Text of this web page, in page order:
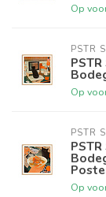
Op
PSTR
Op
PSTR
Op